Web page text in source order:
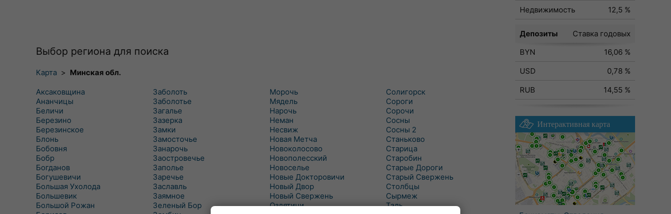
Выбор региона для поиска
Карта > Минская обл.
Аксаковщина
Ананчицы
Беличи
Березино
Березинское
Блонь
Бобовня
Бобр
Богданов
Богушевичи
Большая Ухолода
Большевик
Большой Рожан
Заболоть
Заболотье
Загалье
Зазерка
Замки
Замосточье
Занарочь
Заостровечье
Заполье
Заречье
Заславль
Заямное
Зеленый Бор
Морочь
Мядель
Нарочь
Неман
Несвиж
Новая Метча
Новоколосово
Новополесский
Новоселье
Новые Докторовичи
Новый Двор
Новый Свержень
Оздятичи
Солигорск
Сороги
Сорочи
Сосны
Сосны 2
Станьково
Старица
Старобин
Старые Дороги
Старый Свержень
Столбцы
Сырмеж
Таль
Недвижимость
12,5 %
Депозиты
Ставка годовых
BYN
16,06 %
USD
0,78 %
RUB
14,55 %
Интерактивная карта